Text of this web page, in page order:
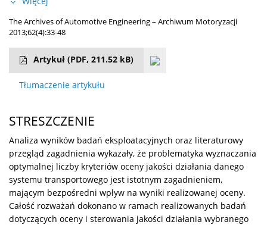
The Archives of Automotive Engineering – Archiwum Motoryzacji
2013;62(4):33-48
Artykuł (PDF, 211.52 kB)
Tłumaczenie artykułu
STRESZCZENIE
Analiza wyników badań eksploatacyjnych oraz literaturowy
przegląd zagadnienia wykazały, że problematyka wyznaczania
optymalnej liczby kryteriów oceny jakości działania danego
systemu transportowego jest istotnym zagadnieniem,
mającym bezpośredni wpływ na wyniki realizowanej oceny.
Całość rozważań dokonano w ramach realizowanych badań
dotyczących oceny i sterowania jakości działania wybranego